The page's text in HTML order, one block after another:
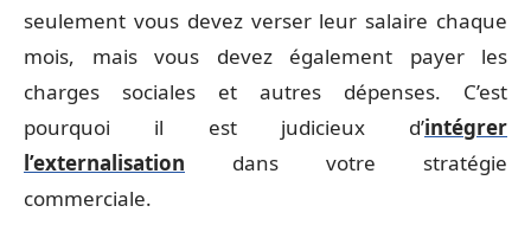
seulement vous devez verser leur salaire chaque
mois, mais vous devez également payer les
charges sociales et autres dépenses. C’est
pourquoi il est judicieux d’intégrer
l’externalisation dans votre stratégie
commerciale.